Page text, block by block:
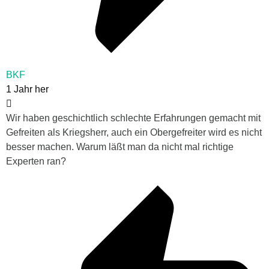
BKF
1 Jahr her
Wir haben geschichtlich schlechte Erfahrungen gemacht mit
Gefreiten als Kriegsherr, auch ein Obergefreiter wird es nicht
besser machen. Warum läßt man da nicht mal richtige
Experten ran?